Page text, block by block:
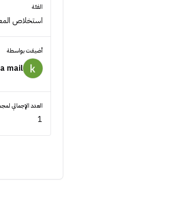
الفئة
استخلاص
أضيفت بواسطة
mail
العدد الإجمالي
1